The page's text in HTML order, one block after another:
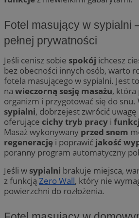
Fotel masujący w sypialni
pełnej prywatności
Jeśli cenisz sobie spokój ichcesz
bez obecności innych osób, warto
fotela masującego w sypialni. Jest to
na wieczorną sesję masażu, która
organizm i przygotować się do snu.
sypialni, dobrzejest zwrócić
oferujące cichy tryb pracy i
Masaż wykonywany przed snem
regenerację i poprawić jakość
poranny program automatyczny
Jeśli w sypialni brakuje miejsca,
z funkcją Zero Wall, który nie
powierzchni do rozłożenia.